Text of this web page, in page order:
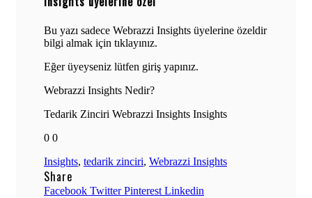
Bu yazı sadece Webrazzi Insights üyelerine özeldir
bilgi almak için tıklayınız.
Eğer üyeyseniz lütfen giriş yapınız.
Webrazzi Insights Nedir?
Tedarik Zinciri Webrazzi Insights Insights
0 0
Insights, tedarik zinciri, Webrazzi Insights
Share
Facebook TwitterPinterest Linkedin